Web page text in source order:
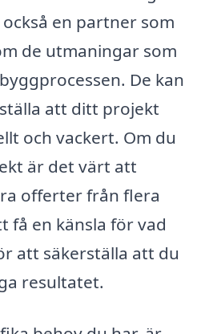
en partner som
de utmaningar som
De kan
att ditt projekt
och vackert. Om du
är det värt att
offerter från flera
få en känsla för vad
att säkerställa att du
resultatet.